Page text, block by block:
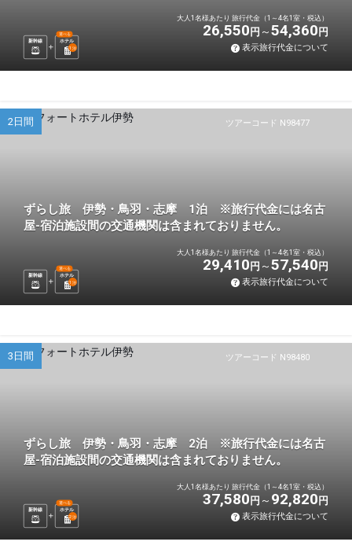
新幹線 ホテル
選べる
1 泊
大人1名様あたり 旅行代金（1～4名1室・税込）
26,550 円 54,360 円
表示旅行代金について
ツアーコード N98477
2日間
ずらし旅 伊勢・鳥羽・志摩 1泊 ※旅行代金には名古
屋-宿泊施設間の交通機関は含まれておりません。
新幹線 ホテル
選べる
1 泊
大人1名様あたり 旅行代金（1～4名1室・税込）
29,410 円 57,540 円
表示旅行代金について
ツアーコード N98480
3日間
ずらし旅 伊勢・鳥羽・志摩 2泊 ※旅行代金には名古
屋-宿泊施設間の交通機関は含まれておりません。
新幹線 ホテル
選べる
2泊
大人1名様あたり 旅行代金（1～4名1室・税込）
37,580 円 92,820 円
表示旅行代金について